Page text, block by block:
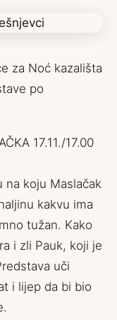
za Noć kazališta
po
17.11./17.00
na koju Maslačak
kakvu ima
tužan. Kako
i zli Pauk, koji je
uči
i lijep da bi bio